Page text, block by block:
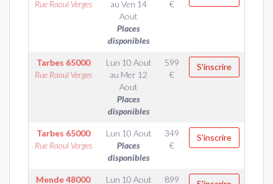
Rue Raoul Verges
au Ven 14
Aout
Places
disponibles
€
Tarbes 65000
Rue Raoul Verges
Lun 10 Aout
au Mer 12
Aout
Places
disponibles
599
€
S'inscrire
Tarbes 65000
Rue Raoul Verges
Lun 10 Aout
Places
disponibles
349
€
S'inscrire
Mende48000 Lun 10 Aout 899